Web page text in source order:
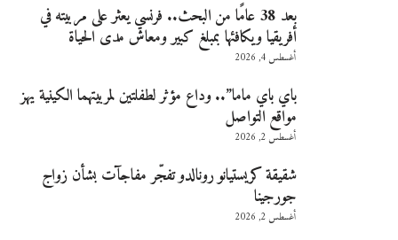
بعد 38 عامًا من البحث.. فرنسي يعثر على مربيته في
أفريقيا ويكافئها بمبلغ كبير ومعاش مدى الحياة
أغسطس 4, 2026
باي باي ماما”.. وداع مؤثر لطفلتين لمربيتهما الكينية يهز
مواقع التواصل
أغسطس 2, 2026
شقيقة كريستيانو رونالدو تفجّر مفاجآت بشأن زواج
جورجينا
أغسطس 2, 2026